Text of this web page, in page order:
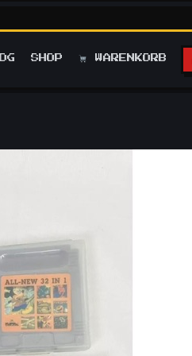
SHOP WARENKORB